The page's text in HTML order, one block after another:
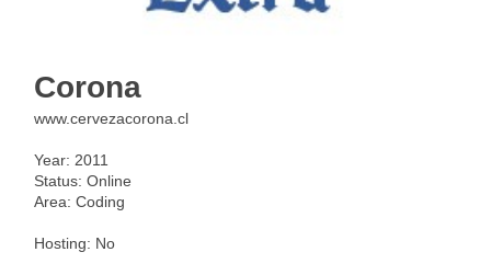
Corona
www.cervezacorona.cl
Year: 2011
Status: Online
Area: Coding
Hosting: No